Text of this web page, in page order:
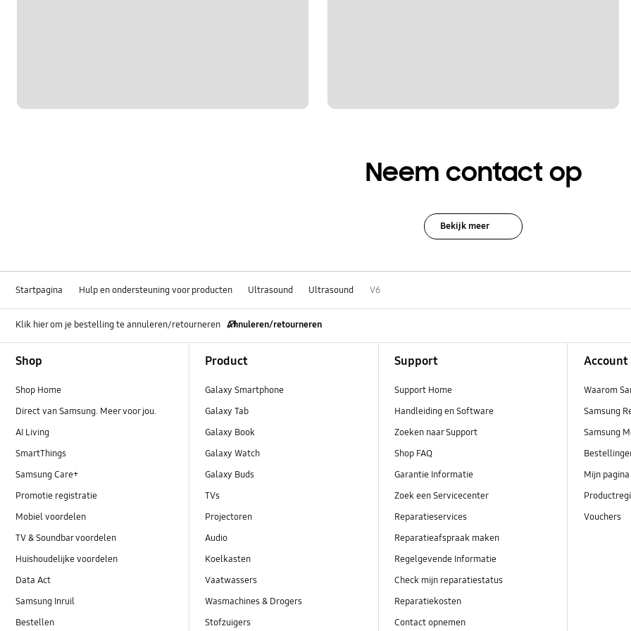
Neem contact op
Bekijk meer
Startpagina Hulp en ondersteuning voor producten Ultrasound Ultrasound V6
Klik hier om je bestelling te annuleren/retourneren Annuleren/retourneren
Shop
Shop Home
Direct van Samsung. Meer voor jou.
AI Living
SmartThings
Samsung Care+
Promotie registratie
Mobiel voordelen
TV & Soundbar voordelen
Huishoudelijke voordelen
Data Act
Samsung Inruil
Bestellen
Product
Galaxy Smartphone
Galaxy Tab
Galaxy Book
Galaxy Watch
Galaxy Buds
TVs
Projectoren
Audio
Koelkasten
Vaatwassers
Wasmachines & Drogers
Stofzuigers
Support
Support Home
Handleiding en Software
Zoeken naar Support
Shop FAQ
Garantie Informatie
Zoek een Servicecenter
Reparatieservices
Reparatieafspraak maken
Regelgevende Informatie
Check mijn reparatiestatus
Reparatiekosten
Contact opnemen
Account
Waarom
Samsung
Samsung
Mijn pagina
Vouchers